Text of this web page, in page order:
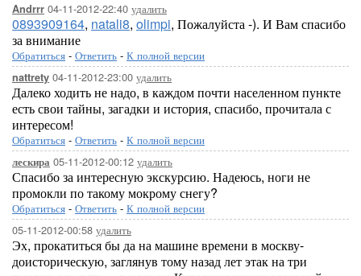
Andrrr 04-11-2012-22:40 удалить
0893909164, natali8, olimpi, Пожалуйста -). И Вам спасибо
за внимание
Обратиться - Ответить - К полной версии
nattrety 04-11-2012-23:00 удалить
Далеко ходить не надо, в каждом почти населенном пункте
есть свои тайны, загадки и история, спасибо, прочитала с
интересом!
Обратиться - Ответить - К полной версии
лескира 05-11-2012-00:12 удалить
Спасибо за интересную экскурсию. Надеюсь, ноги не
промокли по такому мокрому снегу?
Обратиться - Ответить - К полной версии
05-11-2012-00:58 удалить
Эх, прокатиться бы да на машине времени в москву-
доисторическую, заглянув тому назад лет этак на три